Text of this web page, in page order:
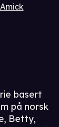
basert
på norsk
Betty,